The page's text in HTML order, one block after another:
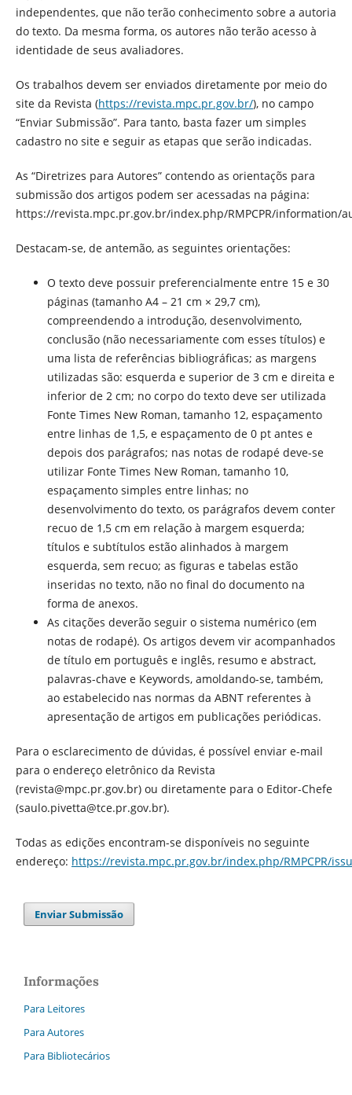
independentes, que não terão conhecimento sobre a autoria
do texto. Da mesma forma, os autores não terão acesso à
identidade de seus avaliadores.
Os trabalhos devem ser enviados diretamente por meio do
site da Revista (https://revista.mpc.pr.gov.br/), no campo
“Enviar Submissão”. Para tanto, basta fazer um simples
cadastro no site e seguir as etapas que serão indicadas.
As “Diretrizes para Autores” contendo as orientaçõs para
submissão dos artigos podem ser acessadas na página:
https://revista.mpc.pr.gov.br/index.php/RMPCPR/information/
Destacam-se, de antemão, as seguintes orientações:
O texto deve possuir preferencialmente entre 15 e 30
páginas (tamanho A4 – 21 cm × 29,7 cm),
compreendendo a introdução, desenvolvimento,
conclusão (não necessariamente com esses títulos) e
uma lista de referências bibliográficas; as margens
utilizadas são: esquerda e superior de 3 cm e direita e
inferior de 2 cm; no corpo do texto deve ser utilizada
Fonte Times New Roman, tamanho 12, espaçamento
entre linhas de 1,5, e espaçamento de 0 pt antes e
depois dos parágrafos; nas notas de rodapé deve-se
utilizar Fonte Times New Roman, tamanho 10,
espaçamento simples entre linhas; no
desenvolvimento do texto, os parágrafos devem conter
recuo de 1,5 cm em relação à margem esquerda;
títulos e subtítulos estão alinhados à margem
esquerda, sem recuo; as figuras e tabelas estão
inseridas no texto, não no final do documento na
forma de anexos.
As citações deverão seguir o sistema numérico (em
notas de rodapé). Os artigos devem vir acompanhados
de título em português e inglês, resumo e abstract,
palavras-chave e Keywords, amoldando-se, também,
ao estabelecido nas normas da ABNT referentes à
apresentação de artigos em publicações periódicas.
Para o esclarecimento de dúvidas, é possível enviar e-mail
para o endereço eletrônico da Revista
(revista@mpc.pr.gov.br) ou diretamente para o Editor-Chefe
(saulo.pivetta@tce.pr.gov.br).
Todas as edições encontram-se disponíveis no seguinte
endereço: https://revista.mpc.pr.gov.br/index.php/RMPCPR/
Enviar Submissão
Informações
Para Leitores
Para Autores
Para Bibliotecários